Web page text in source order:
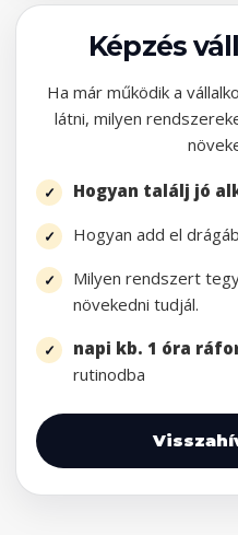
Képzés
Ha már működik a
látni, milyen
Hogyan találj jó
Hogyan add el
Milyen rendszert
növekedni tudjál.
napi kb. 1 óra
rutinodba